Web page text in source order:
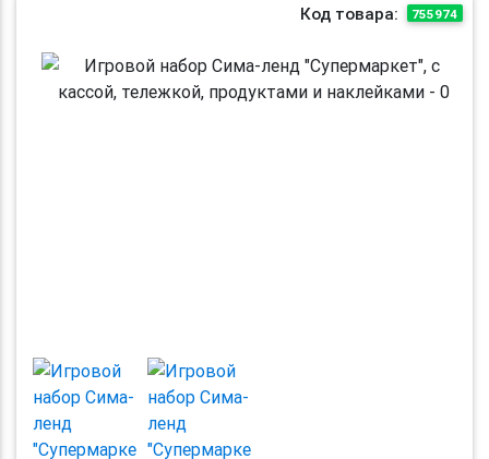
Код товара: 755974